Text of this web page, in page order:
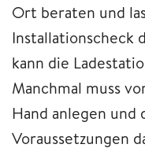
Ort beraten und
kann die
Manchmal muss
Hand anlegen
Voraussetzungen